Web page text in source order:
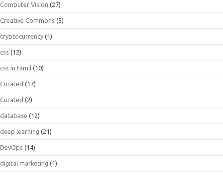
Computer Vision (27)
Creative Commons (5)
cryptocurrency (1)
css (12)
css in tamil (10)
Curated (17)
Curated (2)
database (12)
deep learning (21)
DevOps (14)
digital marketing (1)